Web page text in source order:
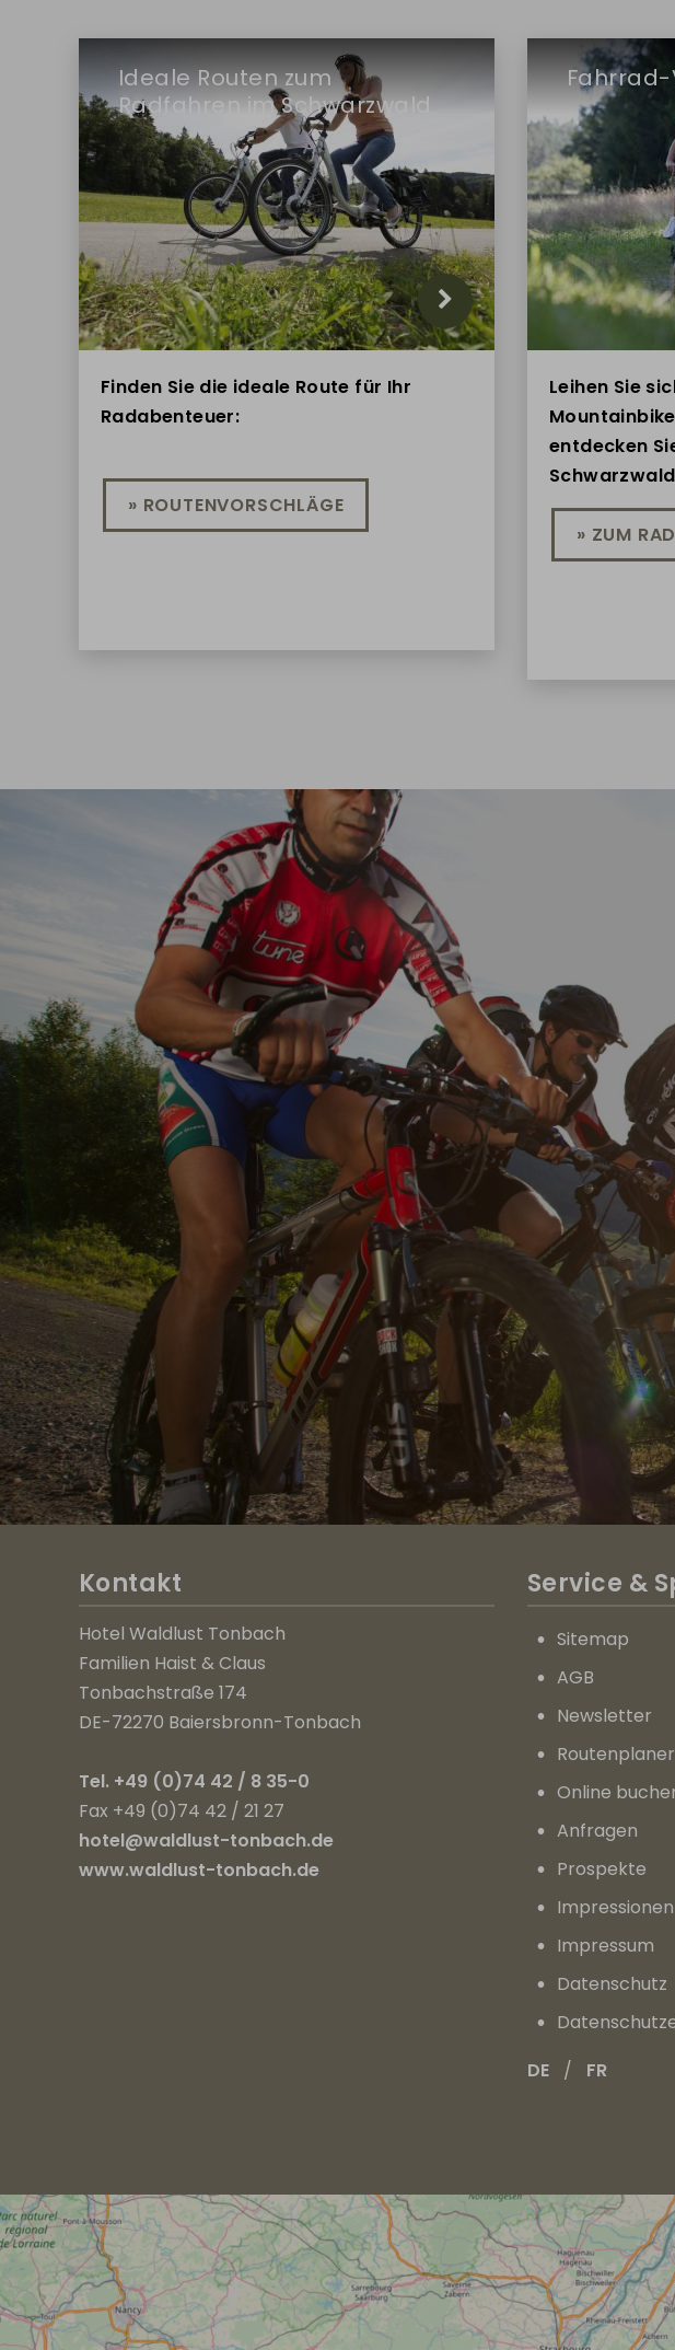
Ideale Routen zum
Radfahren im Schwarzwald
Finden Sie die ideale Route für Ihr
Radabenteuer:
» ROUTENVORSCHLÄGE
Leihen Sie
entdecken
» ZUM
Kontakt
Hotel Waldlust Tonbach
Familien Haist & Claus
Tonbachstraße 174
DE-72270 Baiersbronn-Tonbach
Tel. +49 (0)74 42 / 8 35-0
Fax +49 (0)74 42 / 21 27
hotel@waldlust-tonbach.de
www.waldlust-tonbach.de
Service &
Sitemap
AGB
Newsletter
Routenplaner
Online
Anfragen
Prospekte
Impressionen
Impressum
Datenschutz
DE
FR